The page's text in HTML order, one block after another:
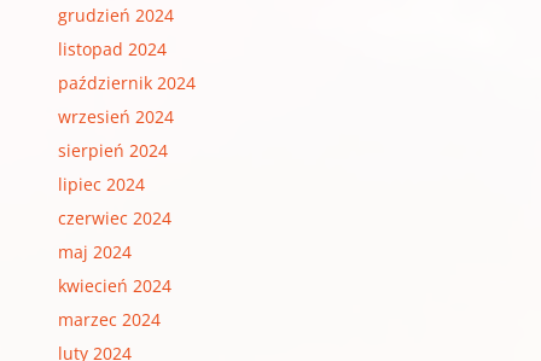
grudzień 2024
listopad 2024
październik 2024
wrzesień 2024
sierpień 2024
lipiec 2024
czerwiec 2024
maj 2024
kwiecień 2024
marzec 2024
luty 2024